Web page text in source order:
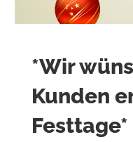
*Wir
Kunden
Festtage*